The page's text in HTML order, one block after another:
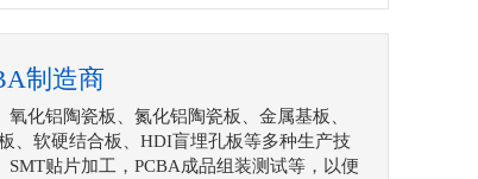
制造商
化铝陶瓷板、氮化铝陶瓷板、金属基板、
、软硬结合板、HDI盲埋孔板等多种生产技
贴片加工，PCBA成品组装测试等，以便